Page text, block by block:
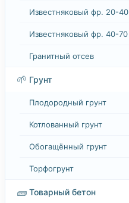
Известняковый фр. 20-40
Известняковый фр. 40-70
Гранитный отсев
🌱 Грунт
Плодородный грунт
Котлованный грунт
Обогащённый грунт
Торфогрунт
🧱 Товарный бетон